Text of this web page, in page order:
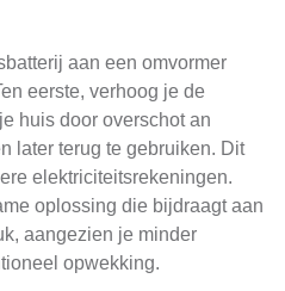
aan een omvormer
eerste, verhoog je de
huis door overschot an
later terug te gebruiken. Dit
elektriciteitsrekeningen.
oplossing die bijdraagt aan
aangezien je minder
opwekking.